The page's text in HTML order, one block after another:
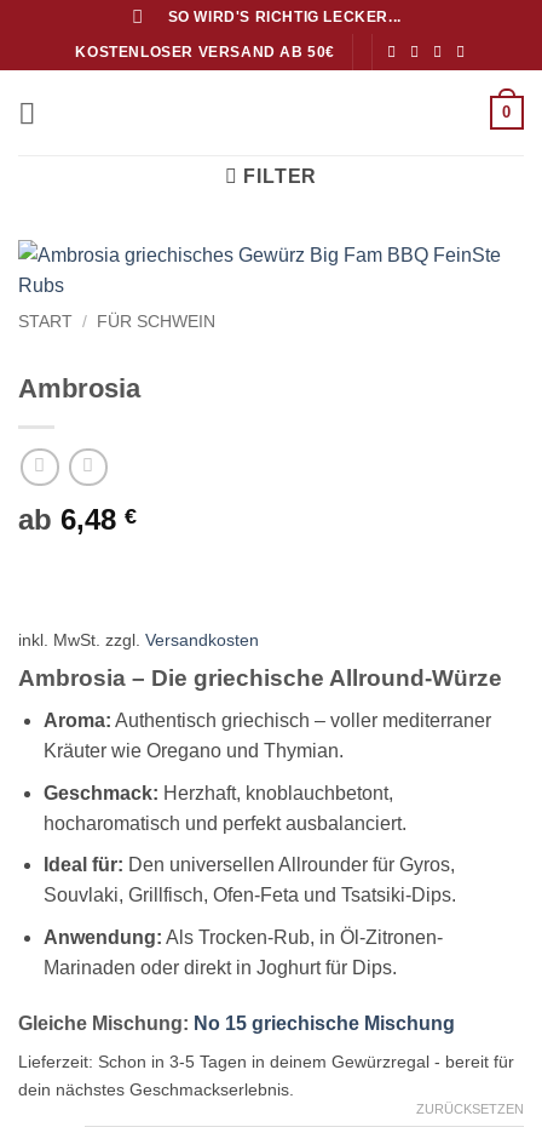
springen
SO WIRD'S RICHTIG LECKER...
KOSTENLOSER VERSAND AB 50€
0
FILTER
START / FÜR SCHWEIN
Ambrosia
ab 6,48 €
inkl. MwSt. zzgl. Versandkosten
Ambrosia – Die griechische Allround-Würze
Aroma: Authentisch griechisch – voller mediterraner
Kräuter wie Oregano und Thymian.
Geschmack: Herzhaft, knoblauchbetont,
hocharomatisch und perfekt ausbalanciert.
Ideal für: Den universellen Allrounder für Gyros,
Souvlaki, Grillfisch, Ofen-Feta und Tsatsiki-Dips.
Anwendung: Als Trocken-Rub, in Öl-Zitronen-
Marinaden oder direkt in Joghurt für Dips.
Gleiche Mischung: No 15 griechische Mischung
Lieferzeit: Schon in 3-5 Tagen in deinem Gewürzregal - bereit für
dein nächstes Geschmackserlebnis.
ZURÜCKSETZEN